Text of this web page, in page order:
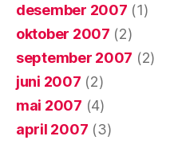
desember 2007 (1)
oktober 2007 (2)
september 2007 (2)
juni 2007 (2)
mai 2007 (4)
april 2007 (3)